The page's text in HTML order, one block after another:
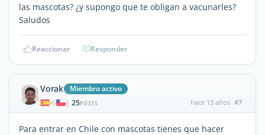
las mascotas? ¿y supongo que te obligan a vacunarles?
Saludos
Reaccionar Responder
Vorak Miembro activo
| 25POSTS hace 13 años #7
Para entrar en Chile con mascotas tienes que hacer